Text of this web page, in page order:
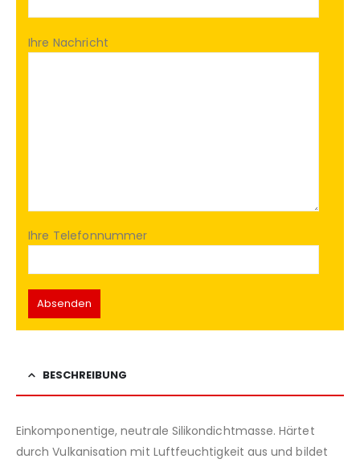
Ihre Nachricht
Ihre Telefonnummer
BESCHREIBUNG
Einkomponentige, neutrale Silikondichtmasse. Härtet
durch Vulkanisation mit Luftfeuchtigkeit aus und bildet